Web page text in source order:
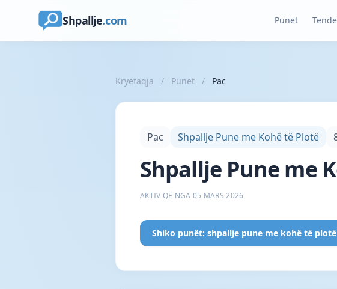
Shpallje.com Punët
Kryefaqja / Punët / Pac
Pac Shpallje Pune me Kohë të Plotë
Shpallje Pune me
AKTIV QË NGA 05 MARS 2026
Shiko punët: shpallje pune me kohë të plotë